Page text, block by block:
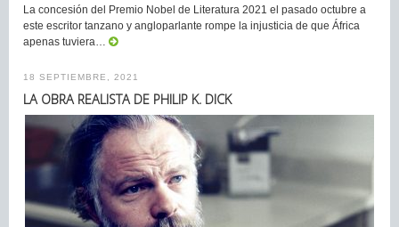
La concesión del Premio Nobel de Literatura 2021 el pasado octubre a
este escritor tanzano y angloparlante rompe la injusticia de que África
apenas tuviera…
18 SEPTIEMBRE, 2021
LA OBRA REALISTA DE PHILIP K. DICK